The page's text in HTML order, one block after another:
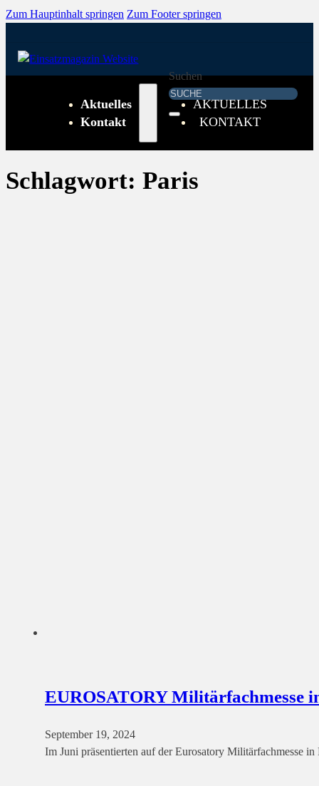
Zum Hauptinhalt springen Zum Footer springen
Suchen
Aktuelles
Kontakt
AKTUELLES
KONTAKT
Schlagwort: Paris
EUROSATORY Militärfachmesse
September 19, 2024
Im Juni präsentierten auf der Eurosatory Militärfachmesse